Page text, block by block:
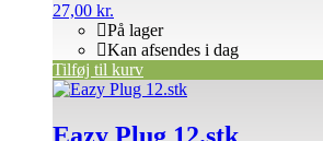
27,00 kr.
På lager
Kan afsendes i dag
Tilføj til kurv